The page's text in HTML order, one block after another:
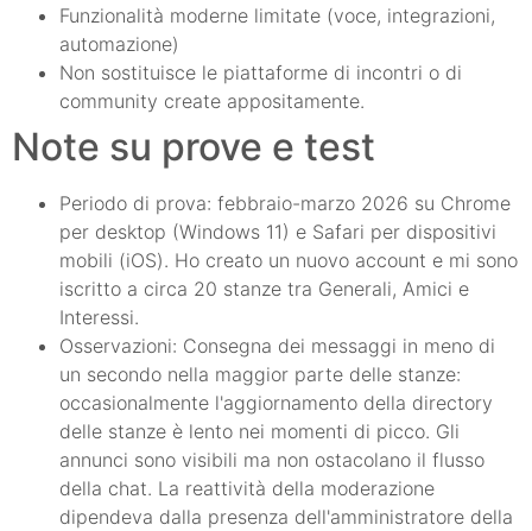
Funzionalità moderne limitate (voce, integrazioni,
automazione)
Non sostituisce le piattaforme di incontri o di
community create appositamente.
Note su prove e test
Periodo di prova: febbraio-marzo 2026 su Chrome
per desktop (Windows 11) e Safari per dispositivi
mobili (iOS). Ho creato un nuovo account e mi sono
iscritto a circa 20 stanze tra Generali, Amici e
Interessi.
Osservazioni: Consegna dei messaggi in meno di
un secondo nella maggior parte delle stanze:
occasionalmente l'aggiornamento della directory
delle stanze è lento nei momenti di picco. Gli
annunci sono visibili ma non ostacolano il flusso
della chat. La reattività della moderazione
dipendeva dalla presenza dell'amministratore della